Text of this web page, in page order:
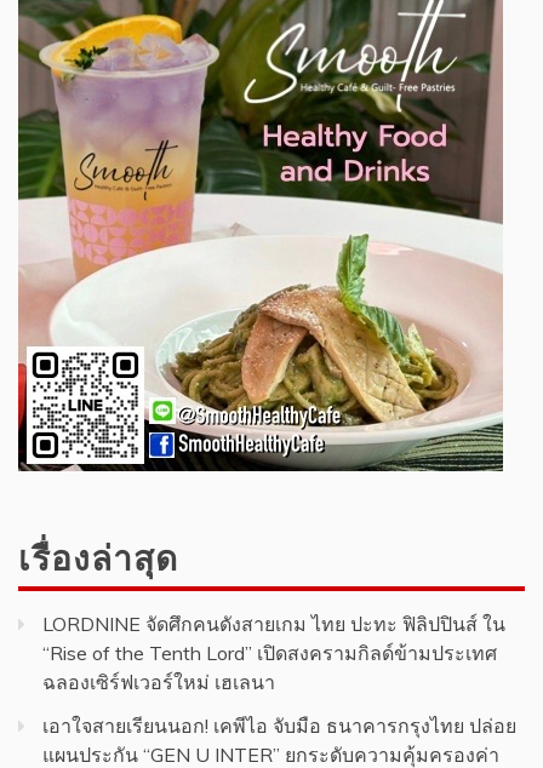
เรื่องล่าสุด
LORDNINE จัดศึกคนดังสายเกม ไทย ปะทะ ฟิลิปปินส์ ใน
“Rise of the Tenth Lord” เปิดสงครามกิลด์ข้ามประเทศ
ฉลองเซิร์ฟเวอร์ใหม่ เฮเลนา
เอาใจสายเรียนนอก! เคพีไอ จับมือ ธนาคารกรุงไทย ปล่อย
แผนประกัน “GEN U INTER” ยกระดับความคุ้มครองค่า